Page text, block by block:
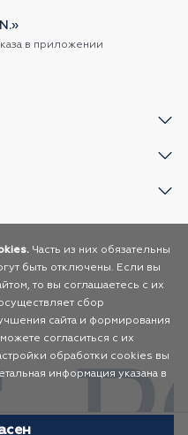
в приложении
Часть из них обязательны
быть отключены. Если вы
то вы соглашаетесь с их
сбор
сайта и формирования
согласиться с их
обработки cookies вы
информация указана в